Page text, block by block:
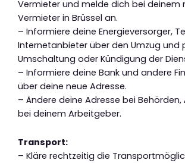
Vermieter und melde dich bei deinem
Vermieter in Brüssel an.
– Informiere deine Energieversorger,
Internetanbieter über den Umzug und
Umschaltung oder Kündigung der
– Informiere deine Bank und andere
über deine neue Adresse.
– Ändere deine Adresse bei
bei deinem Arbeitgeber.
Transport:
– Kläre rechtzeitig die